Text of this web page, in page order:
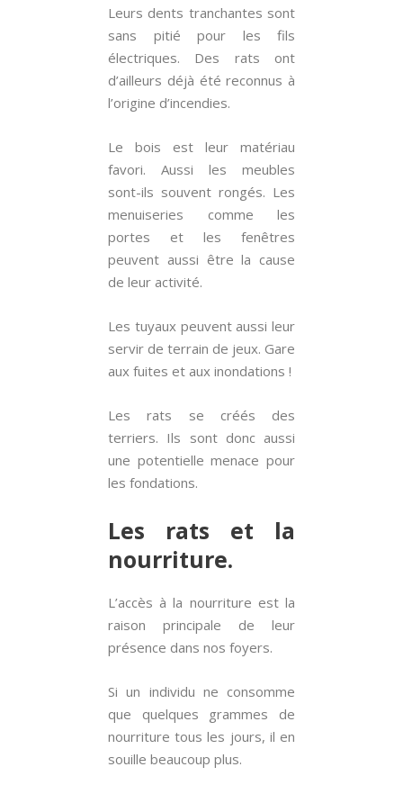
Leurs dents tranchantes sont
sans pitié pour les fils
électriques. Des rats ont
d’ailleurs déjà été reconnus à
l’origine d’incendies.
Le bois est leur matériau
favori. Aussi les meubles
sont-ils souvent rongés. Les
menuiseries comme les
portes et les fenêtres
peuvent aussi être la cause
de leur activité.
Les tuyaux peuvent aussi leur
servir de terrain de jeux. Gare
aux fuites et aux inondations !
Les rats se créés des
terriers. Ils sont donc aussi
une potentielle menace pour
les fondations.
Les rats et la
nourriture.
L’accès à la nourriture est la
raison principale de leur
présence dans nos foyers.
Si un individu ne consomme
que quelques grammes de
nourriture tous les jours, il en
souille beaucoup plus.